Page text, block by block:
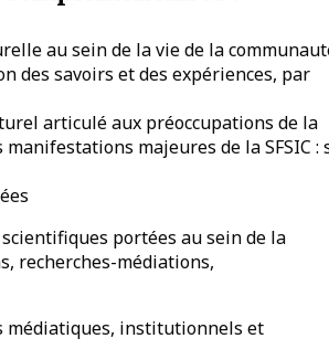
au sein de la vie de la
des savoirs et des expériences, par
articulé aux préoccupations de la
majeures de la SFSIC :
portées au sein de la
recherches-médiations,
médiatiques, institutionnels et